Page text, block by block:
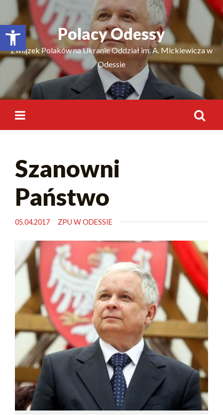
Відкрити Панель інструментівPolacy Odessy
Związek Polaków na Ukranie Oddział im. A. Mickiewicza w
Odessie
Szanowni
Państwo
05.04.2017 ZPU W ODESSIE